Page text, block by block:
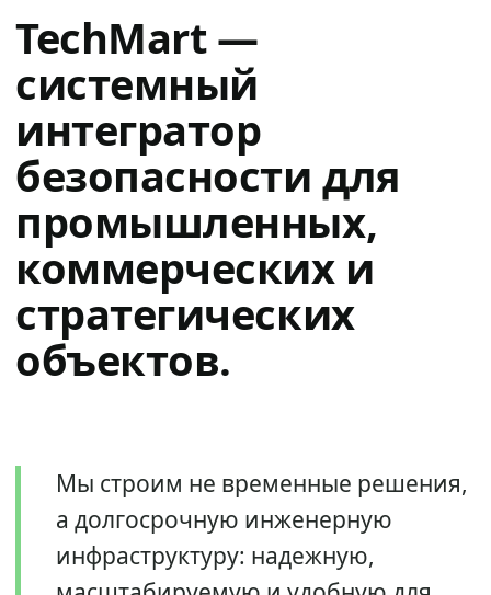
TechMart —
системный
интегратор
безопасности для
промышленных,
коммерческих и
стратегических
объектов.
Мы строим не временные решения,
а долгосрочную инженерную
инфраструктуру: надежную,